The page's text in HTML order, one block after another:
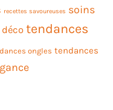
recettes savoureuses soins
tendances
ongles tendances